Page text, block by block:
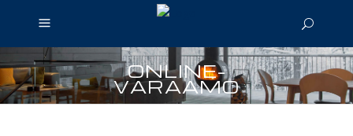
ONLINE-
VARAAMO